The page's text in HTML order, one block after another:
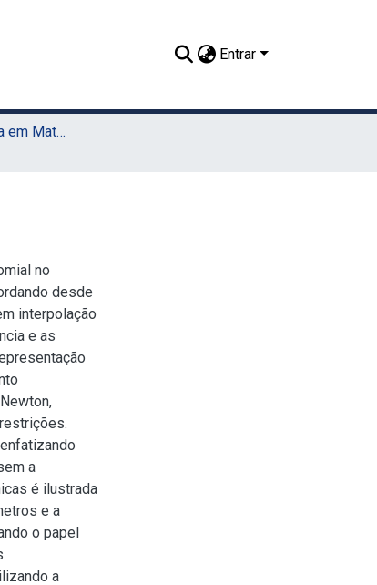
Entrar
TCC - Licenciatura em Matemática (Sede)
no
desde
interpolação
e as
a
é ilustrada
e a
o papel
a